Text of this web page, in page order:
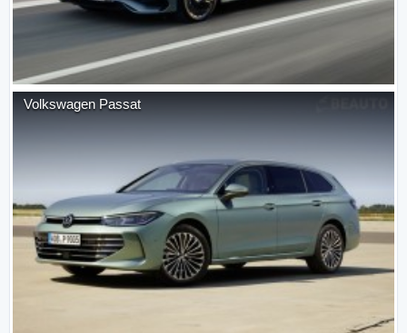
Volkswagen Passat